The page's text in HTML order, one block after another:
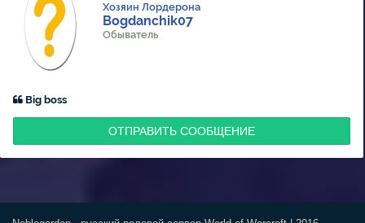
Хозяин Лордерона
Bogdanchik07
Обыватель
Big boss
ОТПРАВИТЬ СООБЩЕНИЕ